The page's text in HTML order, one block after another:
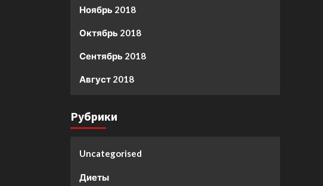
Ноябрь 2018
Октябрь 2018
Сентябрь 2018
Август 2018
Рубрики
Uncategorised
Диеты